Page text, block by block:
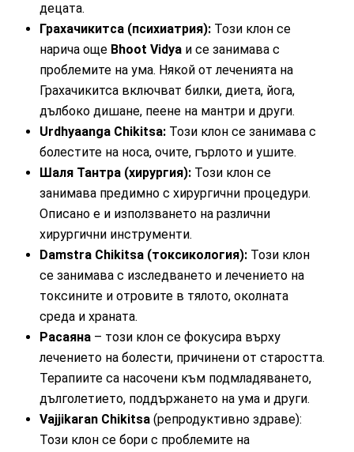
децата.
Грахачикитса (психиатрия): Този клон се
нарича още Bhoot Vidya и се занимава с
проблемите на ума. Някой от леченията на
Грахачикитса включват билки, диета, йога,
дълбоко дишане, пеене на мантри и други.
Urdhyaanga Chikitsa: Този клон се занимава с
болестите на носа, очите, гърлото и ушите.
Шаля Тантра (хирургия): Този клон се
занимава предимно с хирургични процедури.
Описано е и използването на различни
хирургични инструменти.
Damstra Chikitsa (токсикология): Този клон
се занимава с изследването и лечението на
токсините и отровите в тялото, околната
среда и храната.
Расаяна – този клон се фокусира върху
лечението на болести, причинени от старостта.
Терапиите са насочени към подмладяването,
дълголетието, поддържането на ума и други.
Vajjikaran Chikitsa (репродуктивно здраве):
Този клон се бори с проблемите на